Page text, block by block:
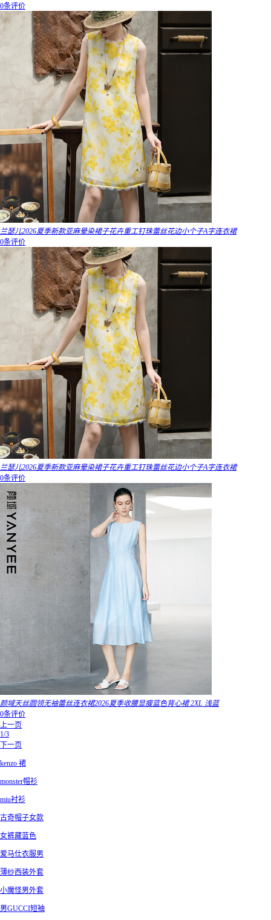
0条评价
兰瑟儿2026夏季新款亚麻晕染裙子花卉重工钉珠蕾丝花边小个子A字连衣裙
0条评价
兰瑟儿2026夏季新款亚麻晕染裙子花卉重工钉珠蕾丝花边小个子A字连衣裙
0条评价
颜域天丝圆领无袖蕾丝连衣裙2026夏季收腰显瘦蓝色背心裙 2XL 浅蓝
0条评价
上一页
1/3
下一页
kenzo 裙
monster帽衫
miu衬衫
古奇帽子女款
女裤藏蓝色
爱马仕衣服男
薄纱西装外套
小魔怪男外套
男GUCCI短袖